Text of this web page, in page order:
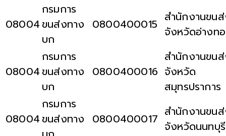
08004
กรมการ
ขนส่งทาง
บก
0800400015 สำนักงานขน
จังหวัดอ่างท
08004
กรมการ
ขนส่งทาง
บก
0800400016
สำนักงานขน
จังหวัด
สมุทรปราการ
08004
กรมการ
ขนส่งทาง 0800400017 สำนักงานขน
จังหวัดนนทบุรี